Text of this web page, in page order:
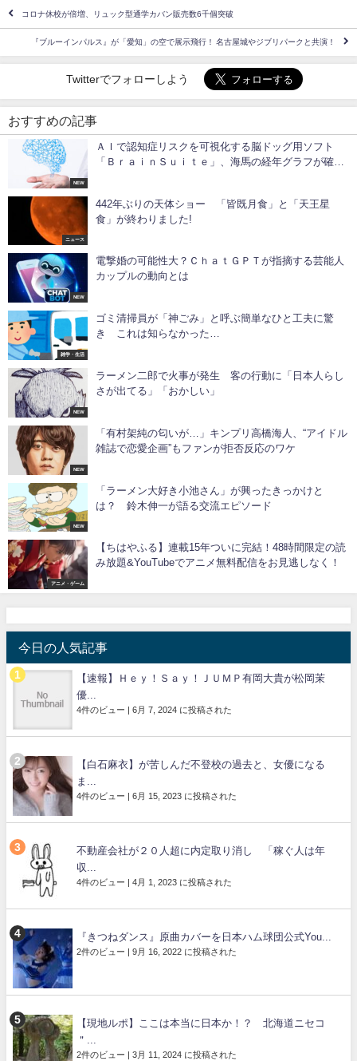
コロナ休校が倍増、リュック型通学カバン販売数6千個突破
『ブルーインパルス』が「愛知」の空で展示飛行！ 名古屋城やジブリパークと共演！
Twitterでフォローしよう
おすすめの記事
NEW
ＡＩで認知症リスクを可視化する脳ドッグ用ソフト
「ＢｒａｉｎＳｕｉｔｅ」、海馬の経年グラフが確認
ニュース
442年ぶりの天体ショー 「皆既月食」と「天王星
食」が終わりました!
NEW
電撃婚の可能性大？ＣｈａｔＧＰＴが指摘する芸能人
カップルの動向とは
雑学・生活
ゴミ清掃員が「神ごみ」と呼ぶ簡単なひと工夫に驚
き これは知らなかった…
NEW
ラーメン二郎で火事が発生 客の行動に「日本人らし
さが出てる」「おかしい」
NEW
「有村架純の匂いが…」キンプリ高橋海人、“アイドル
雑誌で恋愛企画”もファンが拒否反応のワケ
NEW
「ラーメン大好き小池さん」が興ったきっかけと
は？ 鈴木伸一が語る交流エピソード
アニメ・ゲーム
【ちはやふる】連載15年ついに完結！48時間限定の読
み放題&YouTubeでアニメ無料配信をお見逃しなく！
今日の人気記事
【速報】Ｈｅｙ！Ｓａｙ！ＪＵＭＰ有岡大貴が松岡茉
優...
4件のビュー | 6月 7, 2024 に投稿された
【白石麻衣】が苦しんだ不登校の過去と、女優になる
ま...
4件のビュー | 6月 15, 2023 に投稿された
不動産会社が２０人超に内定取り消し 「稼ぐ人は年
収...
4件のビュー | 4月 1, 2023 に投稿された
『きつねダンス』原曲カバーを日本ハム球団公式You...
2件のビュー | 9月 16, 2022 に投稿された
【現地ルポ】ここは本当に日本か！？ 北海道ニセコ
＂...
2件のビュー | 3月 11, 2024 に投稿された